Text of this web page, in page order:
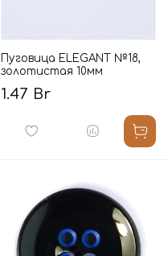
Пуговица ELEGANT №18,
золотистая 10мм
1.47 Br